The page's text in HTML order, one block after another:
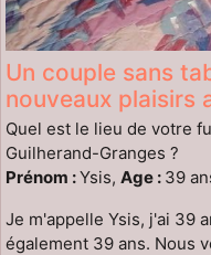
Un couple sans
nouveaux plaisirs
Quel est le lieu de votre
Guilherand-Granges ?
Prénom :Ysis, Age : 39
Je m'appelle Ysis, j'ai 39
également 39 ans. Nous